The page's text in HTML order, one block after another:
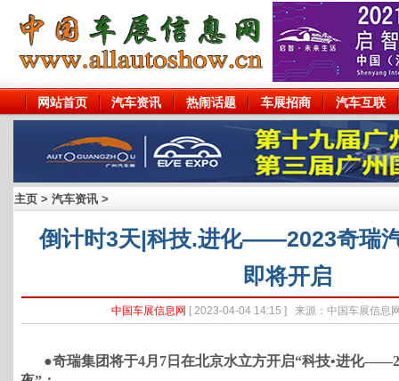
网站首页 汽车资讯 热闹话题 车展招商 汽车互联
主页 > 汽车资讯 >
倒计时3天|科技.进化——2023奇瑞
即将开启
中国车展信息网 [ 2023-04-04 14:15 ] 来源：中国车展信
●奇瑞集团将于4月7日在北京水立方开启“科技•进化